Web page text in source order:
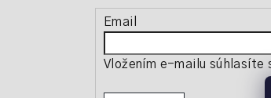
Email
Vložením e-mailu súhlasíte